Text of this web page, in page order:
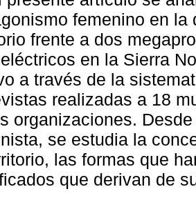
femenino en la
frente a dos
en la Sierra
a través de la
realizadas a 18
organizaciones.
se estudia la
las formas que
que derivan de